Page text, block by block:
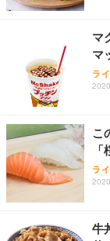
マ
マ
ラ
こ
ラ
牛